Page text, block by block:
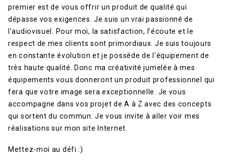
premier est de vous offrir un produit de qualité qui
dépasse vos exigences. Je suis un vrai passionné de
l'audiovisuel. Pour moi, la satisfaction, l'écoute et le
respect de mes clients sont primordiaux. Je suis toujours
en constante évolution et je possède de l'équipement de
très haute qualité. Donc ma créativité jumelée à mes
équipements vous donneront un produit professionnel qui
fera que votre image sera exceptionnelle. Je vous
accompagne dans vos projet de A à Z avec des concepts
qui sortent du commun. Je vous invite à aller voir mes
réalisations sur mon site Internet.
Mettez-moi au défi :)